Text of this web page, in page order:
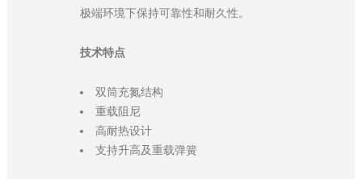
极端环境下保持可靠性和耐久性。
技术特点
双筒充氮结构
重载阻尼
高耐热设计
支持升高及重载弹簧